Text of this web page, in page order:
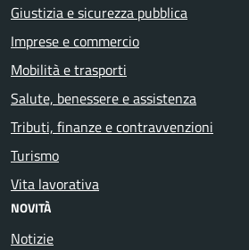
Giustizia e sicurezza pubblica
Imprese e commercio
Mobilità e trasporti
Salute, benessere e assistenza
Tributi, finanze e contravvenzioni
Turismo
Vita lavorativa
NOVITÀ
Notizie